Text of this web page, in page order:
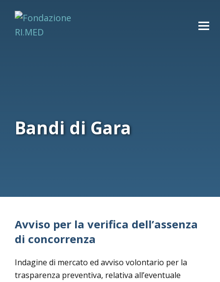
Bandi di Gara
Avviso per la verifica dell’assenza
di concorrenza
Indagine di mercato ed avviso volontario per la
trasparenza preventiva, relativa all’eventuale